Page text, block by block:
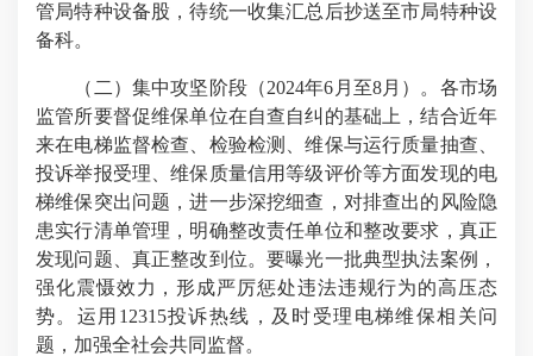
管局特种设备股，待统一收集汇总后抄送至市局特种设
备科。
（二）集中攻坚阶段（2024年6月至8月）。各市场
监管所要督促维保单位在自查自纠的基础上，结合近年
来在电梯监督检查、检验检测、维保与运行质量抽查、
投诉举报受理、维保质量信用等级评价等方面发现的电
梯维保突出问题，进一步深挖细查，对排查出的风险隐
患实行清单管理，明确整改责任单位和整改要求，真正
发现问题、真正整改到位。要曝光一批典型执法案例，
强化震慑效力，形成严厉惩处违法违规行为的高压态
势。运用12315投诉热线，及时受理电梯维保相关问
题，加强全社会共同监督。